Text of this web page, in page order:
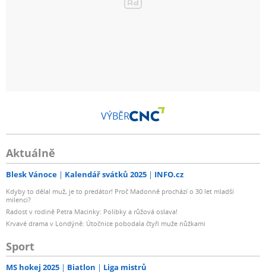
VÝBĚR
Aktuálně
Blesk Vánoce Kalendář svátků 2025 INFO.cz
Kdyby to dělal muž, je to predátor! Proč Madonně prochází o 30 let mladší
milenci?
Radost v rodině Petra Macinky: Polibky a růžová oslava!
Krvavé drama v Londýně: Útočnice pobodala čtyři muže nůžkami
Sport
MS hokej 2025 Biatlon Liga mistrů